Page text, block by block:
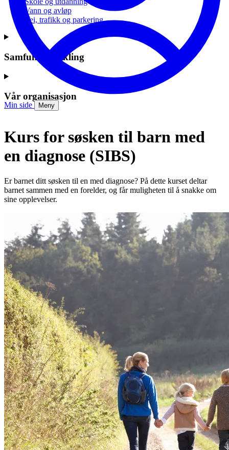
Min side Meny
Vann og avløp
Vei, trafikk og parkering
Samfunnsutvikling
Vår organisasjon
Kurs for søsken til barn med
en diagnose (SIBS)
Er barnet ditt søsken til en med diagnose? På dette kurset deltar
barnet sammen med en forelder, og får muligheten til å snakke om
sine opplevelser.